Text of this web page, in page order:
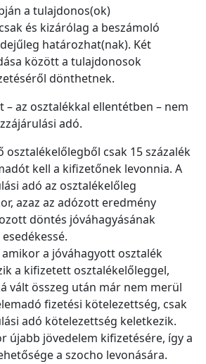
a tulajdonos(ok)
és kizárólag a beszámoló
határozhat(nak). Két
között a tulajdonosok
dönthetnek.
– az osztalékkal ellentétben – nem
adó.
osztalékelőlegből csak 15 százalék
kell a kifizetőnek levonnia. A
adó az osztalékelőleg
azaz az adózott eredmény
döntés jóváhagyásának
a jóváhagyott osztalék
a kifizetett osztalékelőleggel,
vált összeg után már nem merül
fizetési kötelezettség, csak
adó kötelezettség keletkezik.
újabb jövedelem kifizetésére, így a
a szocho levonására.